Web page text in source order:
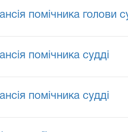
помічника голови
помічника судді
помічника судді